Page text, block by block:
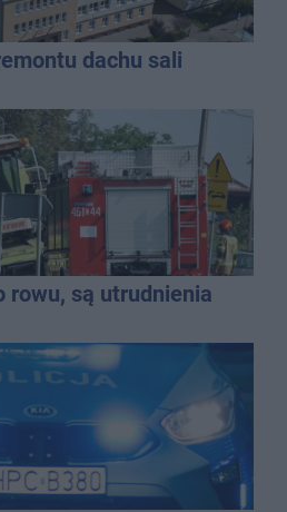
dachu sali
rowu, są utrudnienia